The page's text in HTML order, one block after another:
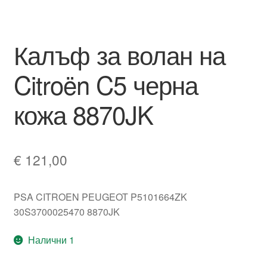
Разгледайте
Транспорт
Калъф за волан на
Citroën C5 черна
кожа 8870JK
€ 121,00
PSA CITROEN PEUGEOT P5101664ZK
30S3700025470 8870JK
Налични 1